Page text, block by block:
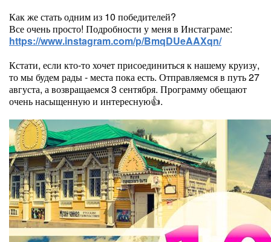
Как же стать одним из 10 победителей?
Все очень просто! Подробности у меня в Инстаграме:
https://www.instagram.com/p/BmqDUeAAXqn/
Кстати, если кто-то хочет присоединиться к нашему круизу,
то мы будем рады - места пока есть. Отправляемся в путь 27
августа, а возвращаемся 3 сентября. Программу обещают
очень насыщенную и интересную👍.